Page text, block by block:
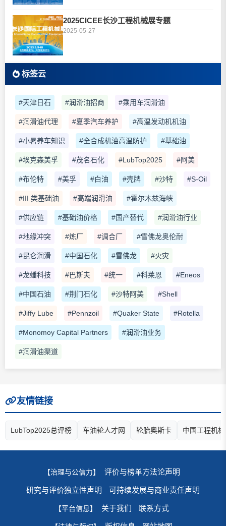
2025CICEE长沙工程机械展专题
2025-05-27
标签云
#天津日石 #润滑油招商 #乘用车润滑油
#润滑油代理 #夏季汽车养护 #高温发动机机油
#小暑养车知识 #全合成机油高温防护 #基础油
#埃克森美孚 #茂名石化 #LubTop2025 #阿美
#布伦特 #美孚 #白油 #壳牌 #沙特 #S-Oil
#III 类基础油 #高端润滑油 #霍尔木兹海峡
#供应链 #基础油价格 #国产替代 #润滑油行业
#地缘冲突 #炼厂 #调合厂 #雪佛龙奥伦耐
#昆仑润滑 #中国石化 #雪佛龙 #火灾
#龙蟠科技 #巴斯夫 #统一 #科莱恩 #Eneos
#中国石油 #荆门石化 #沙特阿美 #Shell
#Jiffy Lube #Pennzoil #Quaker State #Rotella
#Monomoy Capital Partners #润滑油业务
#润滑油渠道
友情链接
LubTop2025总评榜 车油轮人才网 轮胎奥斯卡 中国工程机
【治理与公信力】 评价与榜单方法论声明
研究与评价独立性声明 可持续发展与商业责任声明
【平台信息】 关于我们 联系方式